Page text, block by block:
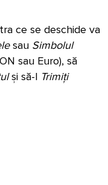
ce se deschide va
sau Simbolul
sau Euro), să
și să-l Trimiți